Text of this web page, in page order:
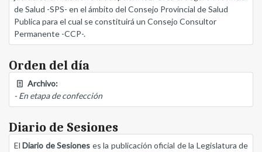
de Salud -SPS- en el ámbito del Consejo Provincial de Salud
Publica para el cual se constituirá un Consejo Consultor
Permanente -CCP-.
Orden del día
Archivo:
- En etapa de confección
Diario de Sesiones
ElDiario de Sesiones es la publicación oficial de la Legislatura de